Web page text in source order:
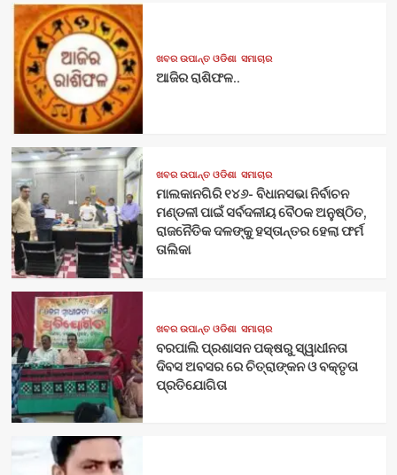
ଖବର ଉପାନ୍ତ ଓଡିଶା ସମାଚାର
ଆଜିର ରାଶିଫଳ..
ଖବର ଉପାନ୍ତ ଓଡିଶା ସମାଚାର
ମାଲକାନଗିରି ୧୪୬- ବିଧାନସଭା ନିର୍ବାଚନ
ମଣ୍ଡଳୀ ପାଇଁ ସର୍ବଦଳୀୟ ବୈଠକ ଅନୁଷ୍ଠିତ,
ରାଜନୈତିକ ଦଳଙ୍କୁ ହସ୍ତାନ୍ତର ହେଲା ଫର୍ମ
ତାଲିକା
ଖବର ଉପାନ୍ତ ଓଡିଶା ସମାଚାର
ବରପାଲି ପ୍ରଶାସନ ପକ୍ଷରୁ ସ୍ୱାଧୀନତା
ଦିବସ ଅବସର ରେ ଚିତ୍ରାଙ୍କନ ଓ ବକ୍ତୃତା
ପ୍ରତିଯୋଗିତା